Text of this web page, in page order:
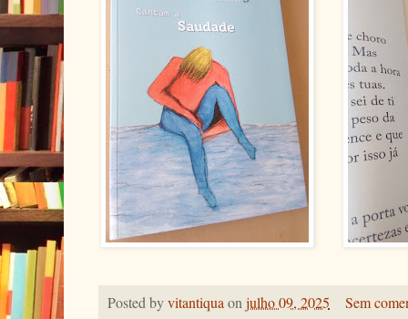
Posted byvitantiquaonjulho 09, 2025
Sem